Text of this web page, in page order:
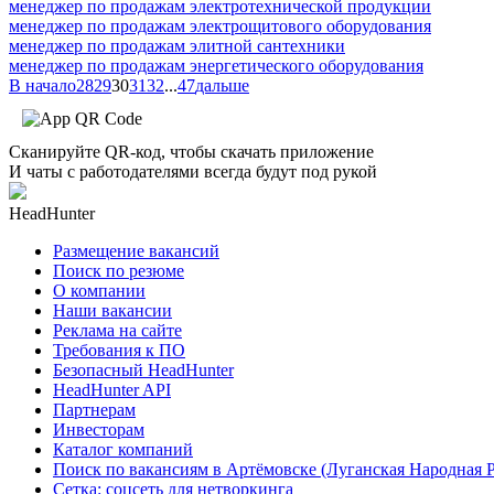
менеджер по продажам электротехнической продукции
менеджер по продажам электрощитового оборудования
менеджер по продажам элитной сантехники
менеджер по продажам энергетического оборудования
В начало2829303132...47дальше
Сканируйте QR-код, чтобы скачать приложение
И чаты с работодателями всегда будут под рукой
HeadHunter
Размещение вакансий
Поиск по резюме
О компании
Наши вакансии
Реклама на сайте
Требования к ПО
Безопасный HeadHunter
HeadHunter API
Партнерам
Инвесторам
Каталог компаний
Поиск по вакансиям в Артёмовске (Луганская Народная
Сетка: соцсеть для нетворкинга